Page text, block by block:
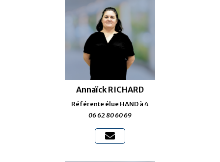
Annaïck RICHARD
Référente élue HAND à 4
06 62 80 60 69
